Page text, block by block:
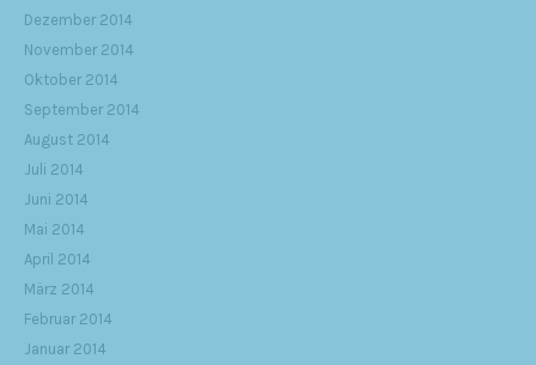
Dezember 2014
November 2014
Oktober 2014
September 2014
August 2014
Juli 2014
Juni 2014
Mai 2014
April 2014
März 2014
Februar 2014
Januar 2014